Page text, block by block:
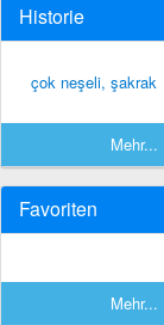
Historie
çok neşeli, şakrak
Mehr...
Favoriten
Mehr...